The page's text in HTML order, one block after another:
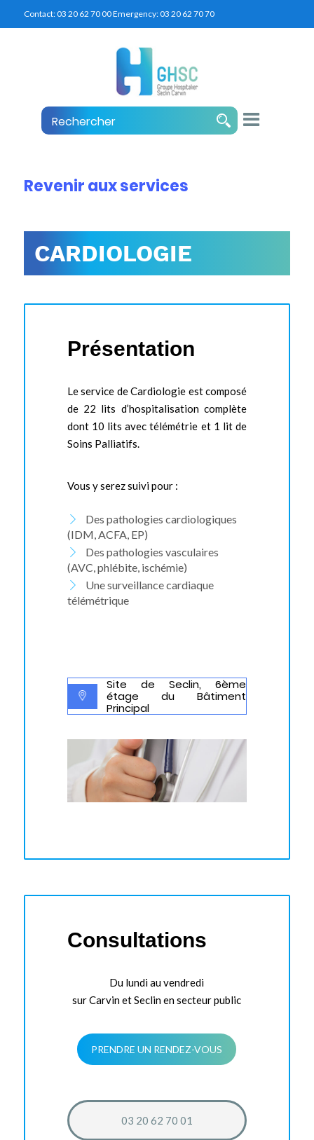
Contact:03 20 62 70 00Emergency:03 20 62 70 70
Revenir aux services
CARDIOLOGIE
Présentation
Le service de Cardiologie est composé
de 22 lits d’hospitalisation complète
dont 10 lits avec télémétrie et 1 lit de
Soins Palliatifs.
Vous y serez suivi pour :
Des pathologies cardiologiques
(IDM, ACFA, EP)
Des pathologies vasculaires
(AVC, phlébite, ischémie)
Une surveillance cardiaque
télémétrique
Site de Seclin, 6ème
étage du Bâtiment
Principal
Consultations
Du lundi au vendredi
sur Carvin et Seclin en secteur public
PRENDRE UN RENDEZ-VOUS
03 20 62 70 01